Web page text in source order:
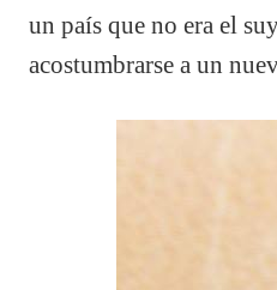
un país que no era el
acostumbrarse a un